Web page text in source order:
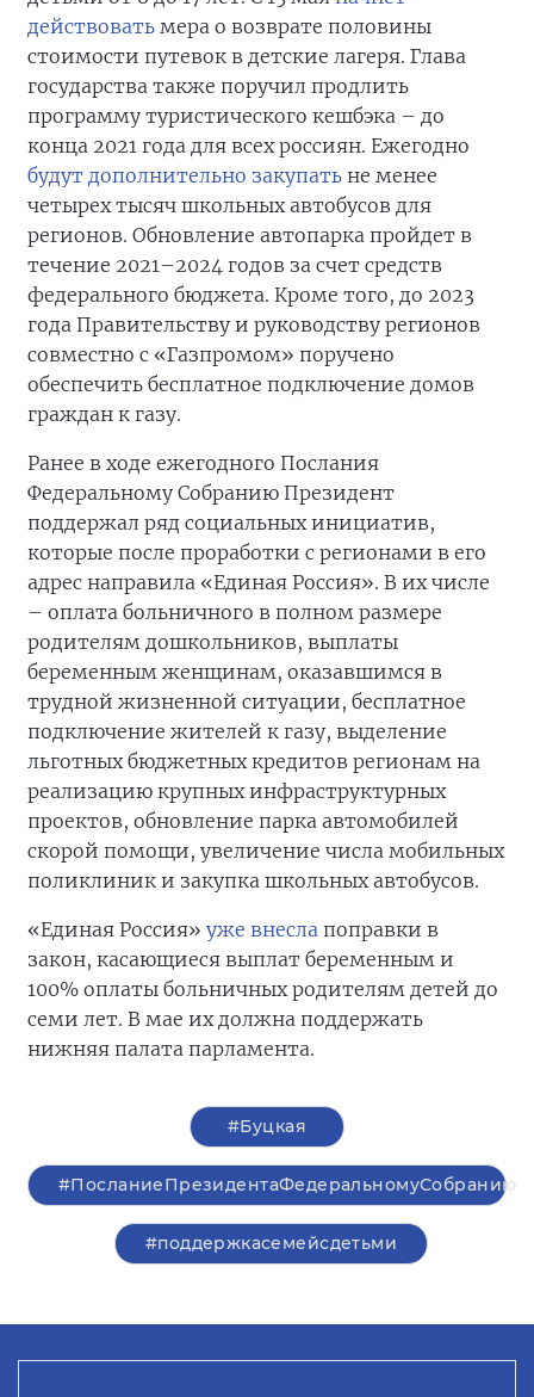
действовать мера о возврате половины
стоимости путевок в детские лагеря. Глава
государства также поручил продлить
программу туристического кешбэка – до
конца 2021 года для всех россиян. Ежегодно
будут дополнительно закупать не менее
четырех тысяч школьных автобусов для
регионов. Обновление автопарка пройдет в
течение 2021–2024 годов за счет средств
федерального бюджета. Кроме того, до 2023
года Правительству и руководству регионов
совместно с «Газпромом» поручено
обеспечить бесплатное подключение домов
граждан к газу.
Ранее в ходе ежегодного Послания
Федеральному Собранию Президент
поддержал ряд социальных инициатив,
которые после проработки с регионами в его
адрес направила «Единая Россия». В их числе
– оплата больничного в полном размере
родителям дошкольников, выплаты
беременным женщинам, оказавшимся в
трудной жизненной ситуации, бесплатное
подключение жителей к газу, выделение
льготных бюджетных кредитов регионам на
реализацию крупных инфраструктурных
проектов, обновление парка автомобилей
скорой помощи, увеличение числа мобильных
поликлиник и закупка школьных автобусов.
«Единая Россия» уже внесла поправки в
закон, касающиеся выплат беременным и
100% оплаты больничных родителям детей до
семи лет. В мае их должна поддержать
нижняя палата парламента.
#Буцкая
#ПосланиеПрезидентаФедеральномуСобранию
#поддержкасемейсдетьми